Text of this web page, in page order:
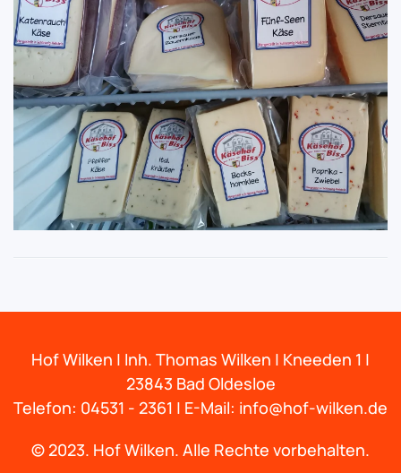
Hof Wilken | Inh. Thomas Wilken | Kneeden 1 |
23843 Bad Oldesloe
Telefon: 04531 - 2361 | E-Mail: info@hof-wilken.de
© 2023. Hof Wilken. Alle Rechte vorbehalten.